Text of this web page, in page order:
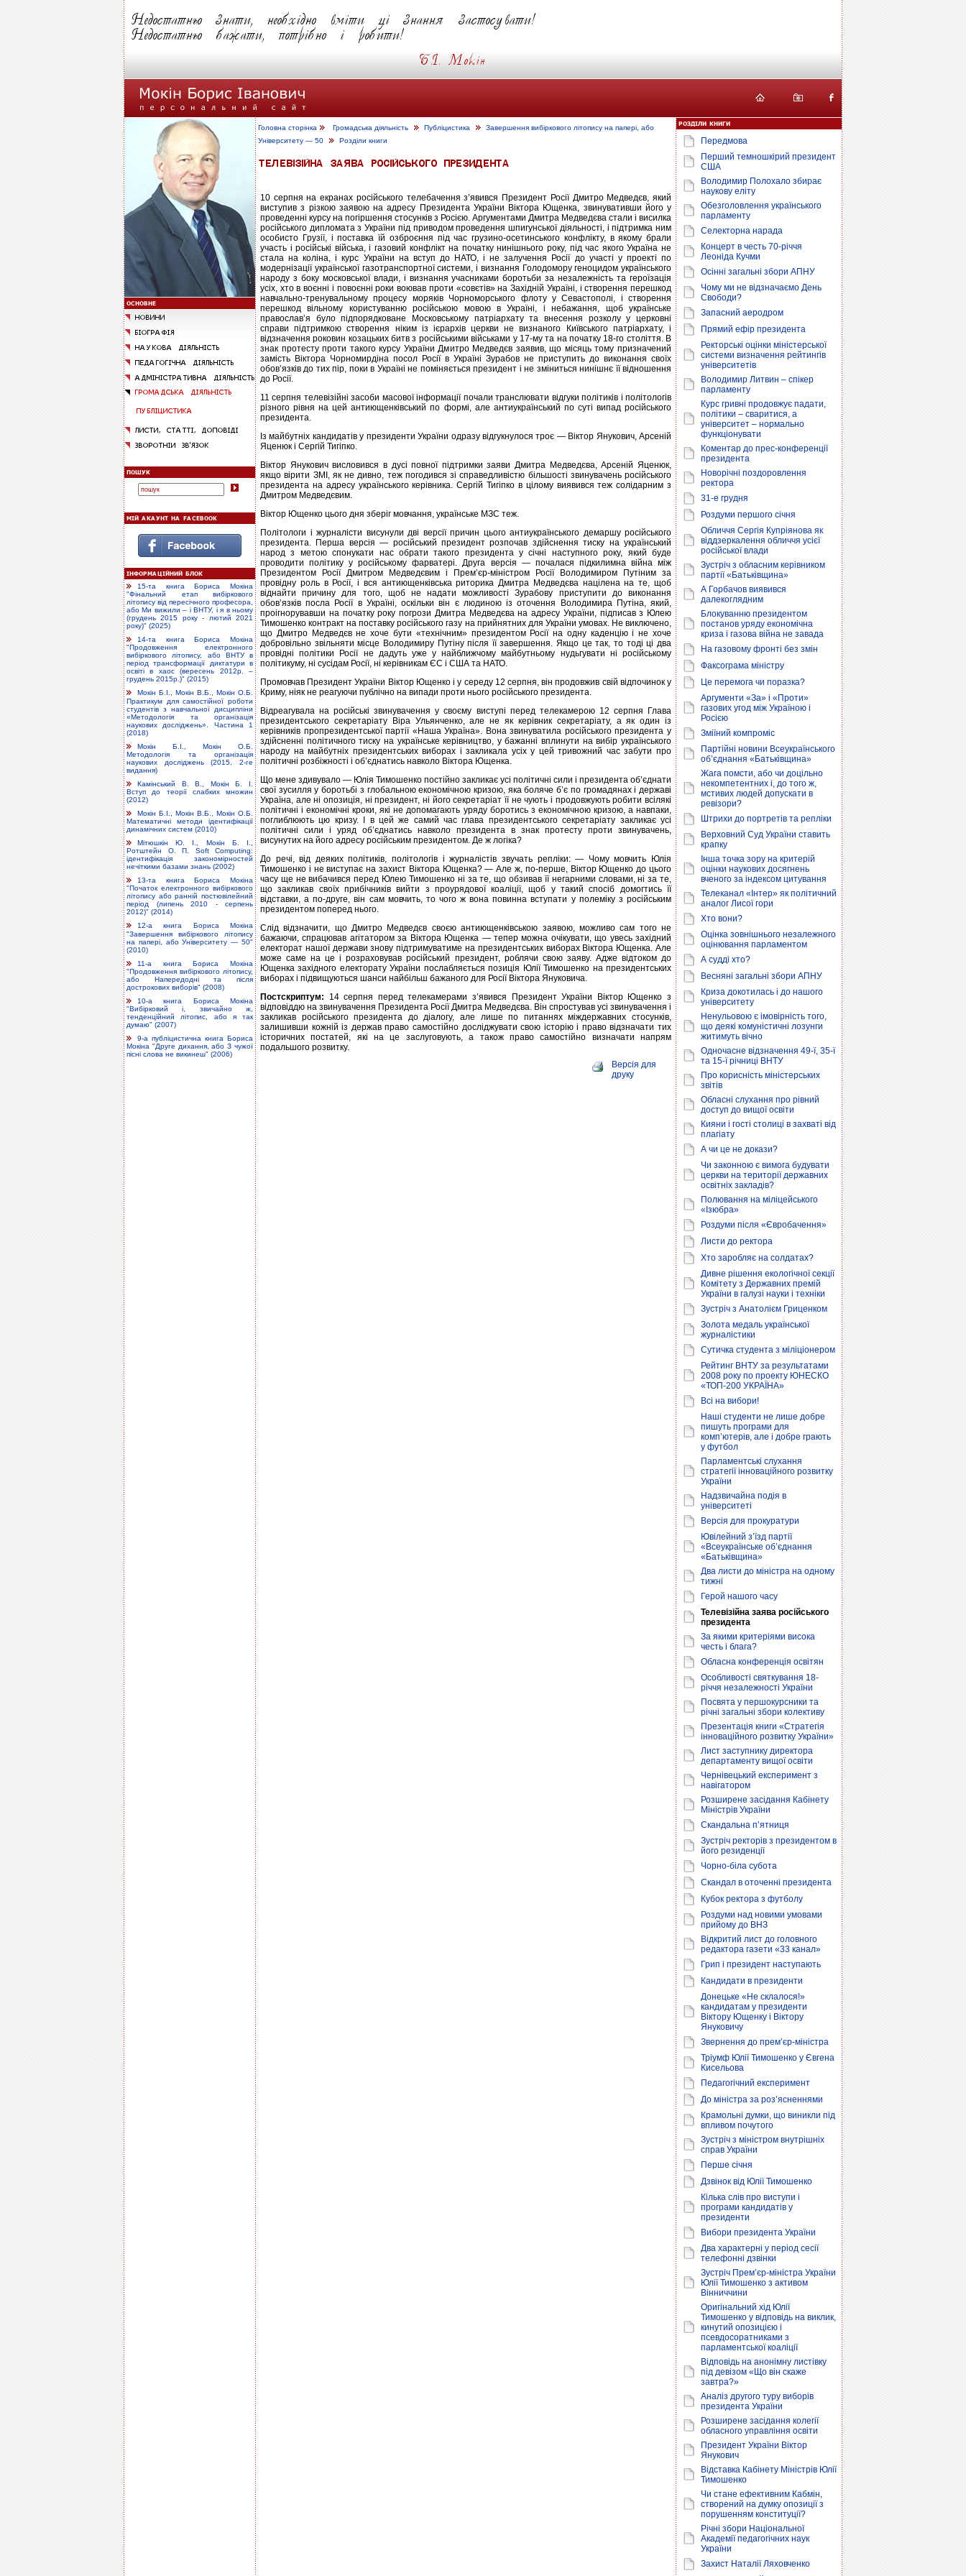
15-та книга Бориса Мокіна
"Фінальний етап вибіркового
літопису від пересічного професора,
або Ми вижили – і ВНТУ, і я в ньому
(грудень 2015 року - лютий 2021
року)" (2025)
14-та книга Бориса Мокіна
"Продовження електронного
вибіркового літопису, або ВНТУ в
період трансформації диктатури в
освіті в хаос (вересень 2012р. –
грудень 2015р.)" (2015)
Мокін Б.І., Мокін В.Б., Мокін О.Б.
Практикум для самостійної роботи
студентів з навчальної дисципліни
«Методологія та організація
наукових досліджень». Частина 1
(2018)
Мокін Б.І., Мокін О.Б.
Методологія та організація
наукових досліджень (2015, 2-ге
видання)
Камінський В. В., Мокін Б. І.
Вступ до теорії слабких множин
(2012)
Мокін Б.І., Мокін В.Б., Мокін О.Б.
Математичні методи ідентифікації
динамічних систем (2010)
Мітюшкін Ю. І., Мокін Б. І.,
Ротштейн О. П. Soft Computing:
ідентифікація закономірностей
нечіткими базами знань (2002)
13-та книга Бориса Мокіна
"Початок електронного вибіркового
літопису або ранній постювілейний
період (липень 2010 - серпень
2012)" (2014)
12-а книга Бориса Мокіна
"Завершення вибіркового літопису
на папері, або Університету — 50"
(2010)
11-а книга Бориса Мокіна
"Продовження вибіркового літопису,
або Напередодні та після
дострокових виборів" (2008)
10-а книга Бориса Мокіна
"Вибірковий і, звичайно ж,
тенденційний літопис, або я так
думаю" (2007)
9-а публіцистична книга Бориса
Мокіна "Друге дихання, або З чужої
пісні слова не викинеш" (2006)
Головна сторінка Громадська діяльність Публіцистика
Завершення вибіркового літопису на папері, або
Університету — 50
Розділи книги
10 серпня на екранах російського телебачення з’явився Президент Росії Дмитро Медведєв, який
виступив з різкою заявою на адресу Президента України Віктора Ющенка, звинувативши його у
проведенні курсу на погіршення стосунків з Росією. Аргументами Дмитра Медведєва стали і висилка
російського дипломата з України під приводом проведення шпигунської діяльності, і підтримка ним
особисто Грузії, і поставка їй озброєння під час грузино-осетинського конфлікту, в якому брали
участь і російські війська, і газовий конфлікт на початку нинішнього року, під час якого Україна не
стала на коліна, і курс України на вступ до НАТО, і не залучення Росії до участі у проекті по
модернізації української газотранспортної системи, і визнання Голодомору геноцидом українського
народу з боку московської влади, і визнання учасниками боротьби за незалежність та героїзація
усіх, хто в воєнні і повоєнні роки воював проти «совєтів» на Західній Україні, і створення перешкод
навчально-тренувальному процесу моряків Чорноморського флоту у Севастополі, і створення
перешкод вільному користуванню російською мовою в Україні, і небажання, щоб українське
православ’я було підпорядковане Московському патріархату та внесення розколу у церковні
справи підтримкою створення ніким із ієрархів церкви не визнаного Київського патріархату, і
відзначення роковин козацьких битв з російськими військами у 17-му та на початку 18-го століття. В
знак протесту проти такого курсу України Дмитро Медведєв заявив, що місяць тому призначений
замість Віктора Чорномирдіна посол Росії в Україні Зурабов не приступить до виконання своїх
обов’язків до тих пір, поки в Україні не помiняється президент і не зміниться нинішнє її відношення
до Росії.
11 серпня телевізійні засоби масової інформації почали транслювати відгуки політиків і політологів
різного рівня на цей антиющенківський по формі, але антиукраїнський по суті випад російського
президента.
Із майбутніх кандидатів у президенти України одразу відгукнулося троє — Віктор Янукович, Арсеній
Яценюк і Сергій Тигіпко.
Віктор Янукович висловився в дусі повної підтримки заяви Дмитра Медведєва, Арсеній Яценюк,
якщо вірити ЗМІ, як не дивно, теж погодився зі справедливістю більшості звинувачень російського
президента на адресу українського керівника. Сергій Тигіпко в цілому виявився теж солідарним з
Дмитром Медведєвим.
Віктор Ющенко цього дня зберіг мовчання, українське МЗС теж.
Політологи і журналісти висунули дві версії причин цього антиукраїнського демаршу російського
президента. Перша версія — російський президент розпочав здійснення тиску на український
народ з метою спонукати нас обрати такого президента у січні наступного року, який буде
проводити політику у російському фарватері. Друга версія — почалася підкилимна війна між
Президентом Росії Дмитром Медведєвим і Прем’єр-міністром Росії Володимиром Путіним за
провідну роль в Росії, і вся антиющенківська риторика Дмитра Медведєва націлена на те, щоб
віднайти причину для того, щоб не надати можливості Зурабову приступити до виконання
обов’язків посла Росії в Україні, оскільки він є людиною із оточення Володимира Путіна, який,
проігнорувавши на початку року погрози Дмитра Медведєва на адресу України, підписав з Юлею
Тимошенко контракт на поставку російського газу на прийнятних для України умовах. Не виключено,
що Дмитро Медведєв не хоче бути «технічним» президентом Росії на одну каденцію і не хоче
добровільно звільняти місце Володимиру Путіну після її завершення. Якщо це так, то тоді ці два
провідні політики Росії не дадуть уже у найближчому майбутньому нудьгувати ні російському
політикуму, ні сусідам Росії, ні керівникам ЄС і США та НАТО.
Промовчав Президент України Віктор Ющенко і у середу 12 серпня, він продовжив свій відпочинок у
Криму, ніяк не реагуючи публічно на випади проти нього російського президента.
Відреагувала на російські звинувачення у своєму виступі перед телекамерою 12 серпня Глава
президентського секретаріату Віра Ульянченко, але не як керівник секретаріату, а як один із
керівників пропрезидентської партії «Наша Україна». Вона звинуватила російського президента у
здійсненні політичного тиску на українське керівництво, у бажанні вплинути на вибір українського
народу на майбутніх президентських виборах і закликала усіх у цей тривожний час забути про
політичні розбіжності і об’єднатись навколо Віктора Ющенка.
Що мене здивувало — Юлія Тимошенко постійно закликає усі політичні сили і президента об’єднати
свої зусилля у боротьбі з глобальною економічною кризою, яка боляче б’є по громадянах і державі
Україна, але ні опозиція, ні президент, ні його секретаріат її не чують і продовжують робити всілякі
політичні і економічні кроки, які не допомагають уряду боротись з економічною кризою, а навпаки,
поглиблюють цю кризу. І в цей же самий час глава президентського секретаріату закликає усі
політичні сили і уряд об’єднатись навколо президента в знак протесту проти звинувачень,
висунутих на його адресу російським президентом. Де ж логіка?
До речі, від деяких політиків, політологів і журналістів звучать репліки: — Чому мовчить Юлія
Тимошенко і не виступає на захист Віктора Ющенка? — Але ж, по-перше, Віктор Ющенко до цього
часу ще не вибачився перед Юлею Тимошенко ні за те, що обзивав її негарними словами, ні за те,
що закликав своїх прибічників вийти з проурядової коаліції, щоб у такий спосіб домогтись її
відставки, а по-друге, він сам мовчить, то чого ж вона повинна вступати у полеміку з російським
президентом поперед нього.
Слід відзначити, що Дмитро Медведєв своєю антиющенківською заявою, можливо сам того не
бажаючи, спрацював агітатором за Віктора Ющенка — тепер можна очікувати, що увесь західний
електорат нашої держави знову підтримуватиме на президентських виборах Віктора Ющенка. Але
може саме на це і розраховував російський президент, роблячи свою заяву. Адже відтоком до
Ющенка західного електорату України послабляється позиція Юлії Тимошенко на президентських
виборах і підвищуються шанси найбільш бажаного для Росії Віктора Януковича.
Постскриптум: 14 серпня перед телекамерами з’явився Президент України Віктор Ющенко з
відповіддю на звинувачення Президента Росії Дмитра Медведєва. Він спростував усі звинувачення і
закликав російського президента до діалогу, але лише по питаннях міждержавних стосунків,
залишивши кожній із держав право самостійно досліджувати свою історію і право відзначати тих
історичних постатей, які на це заслуговують, а також право самостійно визначати напрям
подальшого розвитку.
Версія для
друку
Передмова
Перший темношкірий президент
США
Володимир Полохало збирає
наукову еліту
Обезголовлення українського
парламенту
Селекторна нарада
Концерт в честь 70-річчя
Леоніда Кучми
Осінні загальні збори АПНУ
Чому ми не відзначаємо День
Свободи?
Запасний аеродром
Прямий ефір президента
Ректорські оцінки міністерської
системи визначення рейтингів
університетів
Володимир Литвин – спікер
парламенту
Курс гривні продовжує падати,
політики – сваритися, а
університет – нормально
функціонувати
Коментар до прес-конференції
президента
Новорічні поздоровлення
ректора
31-е грудня
Роздуми першого січня
Обличчя Сергія Купріянова як
віддзеркалення обличчя усієї
російської влади
Зустріч з обласним керівником
партії «Батьківщина»
А Горбачов виявився
далекоглядним
Блокуванню президентом
постанов уряду економічна
криза і газова війна не завада
На газовому фронті без змін
Факсограма міністру
Це перемога чи поразка?
Аргументи «За» і «Проти»
газових угод між Україною і
Росією
Зміїний компроміс
Партійні новини Всеукраїнського
об’єднання «Батьківщина»
Жага помсти, або чи доцільно
некомпетентних і, до того ж,
мстивих людей допускати в
ревізори?
Штрихи до портретів та репліки
Верховний Суд України ставить
крапку
Інша точка зору на критерій
оцінки наукових досягнень
вченого за індексом цитування
Телеканал «Інтер» як політичний
аналог Лисої гори
Хто вони?
Оцінка зовнішнього незалежного
оцінювання парламентом
А судді хто?
Весняні загальні збори АПНУ
Криза докотилась і до нашого
університету
Ненульовою є імовірність того,
що деякі комуністичні лозунги
житимуть вічно
Одночасне відзначення 49-ї, 35-ї
та 15-ї річниці ВНТУ
Про корисність міністерських
звітів
Обласні слухання про рівний
доступ до вищої освіти
Кияни і гості столиці в захваті від
плагіату
А чи це не докази?
Чи законною є вимога будувати
церкви на території державних
освітніх закладів?
Полювання на міліцейського
«Ізюбра»
Роздуми після «Євробачення»
Листи до ректора
Хто заробляє на солдатах?
Дивне рішення екологічної секції
Комітету з Державних премій
України в галузі науки і техніки
Зустріч з Анатолієм Гриценком
Золота медаль української
журналістики
Сутичка студента з міліціонером
Рейтинг ВНТУ за результатами
2008 року по проекту ЮНЕСКО
«ТОП-200 УКРАЇНА»
Всі на вибори!
Наші студенти не лише добре
пишуть програми для
комп’ютерів, але і добре грають
у футбол
Парламентські слухання
стратегії інноваційного розвитку
України
Надзвичайна подія в
університеті
Версія для прокуратури
Ювілейний з’їзд партії
«Всеукраїнське об’єднання
«Батьківщина»
Два листи до міністра на одному
тижні
Герой нашого часу
Телевізійна заява російського
президента
За якими критеріями висока
честь і блага?
Обласна конференція освітян
Особливості святкування 18-
річчя незалежності України
Посвята у першокурсники та
річні загальні збори колективу
Презентація книги «Стратегія
інноваційного розвитку України»
Лист заступнику директора
департаменту вищої освіти
Чернівецький експеримент з
навігатором
Розширене засідання Кабінету
Міністрів України
Скандальна п’ятниця
Зустріч ректорів з президентом в
його резиденції
Чорно-біла субота
Скандал в оточенні президента
Кубок ректора з футболу
Роздуми над новими умовами
прийому до ВНЗ
Відкритий лист до головного
редактора газети «33 канал»
Грип і президент наступають
Кандидати в президенти
Донецьке «Не склалося!»
кандидатам у президенти
Віктору Ющенку і Віктору
Януковичу
Звернення до прем’єр-міністра
Тріумф Юлії Тимошенко у Євгена
Кисельова
Педагогічний експеримент
До міністра за роз’ясненнями
Крамольні думки, що виникли під
впливом почутого
Зустріч з міністром внутрішніх
справ України
Перше січня
Дзвінок від Юлії Тимошенко
Кілька слів про виступи і
програми кандидатів у
президенти
Вибори президента України
Два характерні у період сесії
телефонні дзвінки
Зустріч Прем’єр-міністра України
Юлії Тимошенко з активом
Вінниччини
Оригінальний хід Юлії
Тимошенко у відповідь на виклик,
кинутий опозицією і
псевдосоратниками з
парламентської коаліції
Відповідь на анонімну листівку
під девізом «Що він скаже
завтра?»
Аналіз другого туру виборів
президента України
Розширене засідання колегії
обласного управління освіти
Президент України Віктор
Янукович
Відставка Кабінету Міністрів Юлії
Тимошенко
Чи стане ефективним Кабмін,
створений на думку опозиції з
порушенням конституції?
Річні збори Національної
Академії педагогічних наук
України
Захист Наталії Ляховченко